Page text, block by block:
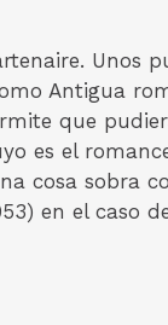
Unos
Antigua
que
es el
cosa sobra
en el caso